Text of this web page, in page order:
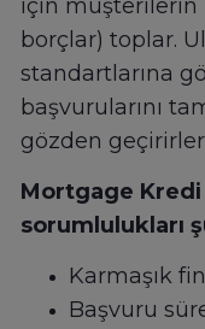
için müşterilerin
borçlar) toplar.
standartlarına
başvurularını
gözden
Mortgage
sorumlulukları
Karmaşık
Başvuru